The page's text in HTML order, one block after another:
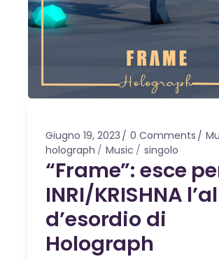
Giugno 19, 2023 0 Comments
holograph
Music singolo
“Frame”: esce
INRI/KRISHNA
d’esordio di
Holograph